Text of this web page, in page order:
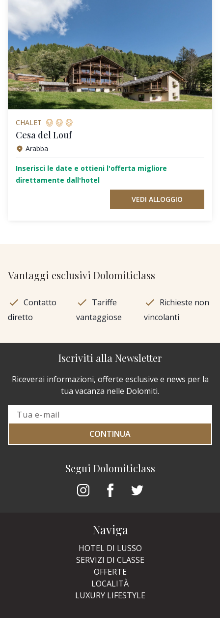
CHALET
Cesa del Louf
Arabba
Inserisci le date e ottieni l'offerta migliore
direttamente dall'hotel
VEDI ALLOGGIO
Vantaggi esclusivi Dolomiticlass
Contatto
diretto
Tariffe
vantaggiose
Richieste non
vincolanti
Segui Dolomiticlass
Iscriviti alla Newsletter
Riceverai informazioni, offerte esclusive e news per la
tua vacanza nelle Dolomiti.
CONTINUA
Naviga
HOTEL DI LUSSO
SERVIZI DI CLASSE
OFFERTE
LOCALITÀ
LUXURY LIFESTYLE